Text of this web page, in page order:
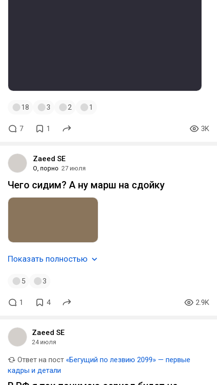
18 3 2 1
7 1 3K
Zaeed SE
О, порно 27 июля
Чего сидим? А ну марш на сдойку
Показать полностью
5 3
1 4 2.9K
Zaeed SE
24 июля
Ответ на пост «Бегущий по лезвию 2099» — первые
кадры и детали